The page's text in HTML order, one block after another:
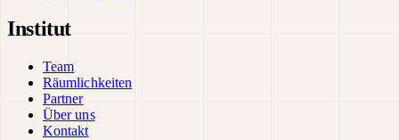
Institut
Team
Räumlichkeiten
Partner
Über uns
Kontakt